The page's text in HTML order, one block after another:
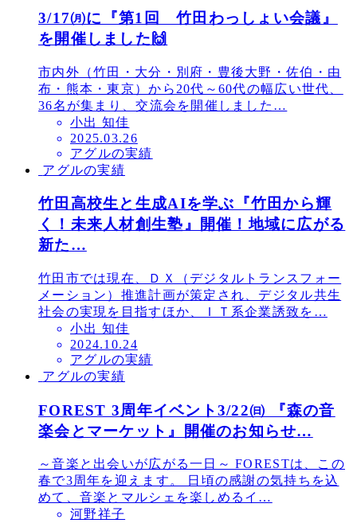
3/17㈪に『第1回 竹田わっしょい会議』
を開催しました🙌
市内外（竹田・大分・別府・豊後大野・佐伯・由
布・熊本・東京）から20代～60代の幅広い世代、
36名が集まり、交流会を開催しました…
小出 知佳
投
稿
日
2025.03.26
アグルの実績
アグルの実績
竹田高校生と生成AIを学ぶ『竹田から輝
く！未来人材創生塾』開催！地域に広がる
新た…
竹田市では現在、ＤＸ（デジタルトランスフォー
メーション）推進計画が策定され、デジタル共生
社会の実現を目指すほか、ＩＴ系企業誘致を…
小出 知佳
投
稿
日
2024.10.24
アグルの実績
アグルの実績
FOREST 3周年イベント3/22㈰ 『森の音
楽会とマーケット』開催のお知らせ…
～音楽と出会いが広がる一日～ FORESTは、この
春で3周年を迎えます。 日頃の感謝の気持ちを込
めて、音楽とマルシェを楽しめるイ…
河野祥子